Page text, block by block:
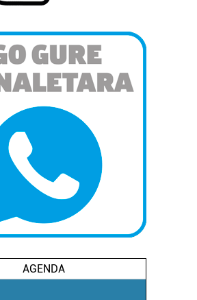
prozesatzeko moduari
eta ezarri zure lehentasunak
unetan alda edo ken dezakezu
adierazpenean.
propioak eta hirugarrenen cookie-
ditu. Zure esperientzia eta
asmoz, cookie teknologiaz
hau onartuz gero, teknologia hori
ematen diguzu.
AGENDA